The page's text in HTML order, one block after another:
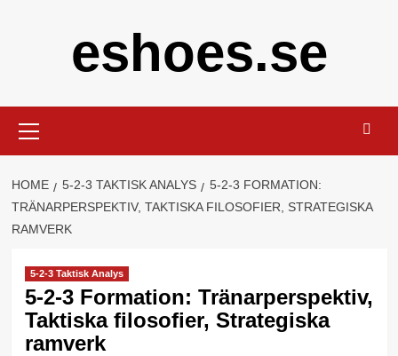
eshoes.se
Menu
HOME 5-2-3 TAKTISK ANALYS
5-2-3 FORMATION:
TRÄNARPERSPEKTIV, TAKTISKA FILOSOFIER, STRATEGISKA
RAMVERK
5-2-3 Taktisk Analys
5-2-3 Formation: Tränarperspektiv,
Taktiska filosofier, Strategiska
ramverk